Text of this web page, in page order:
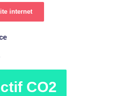
internet
CO2